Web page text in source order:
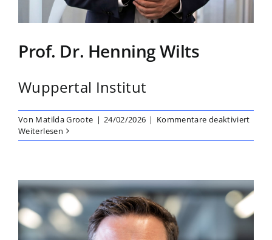
Prof. Dr. Henning Wilts
Wuppertal Institut
Von Matilda Groote | 24/02/2026 | Kommentare deaktiviertfür
Dr.
Weiterlesen